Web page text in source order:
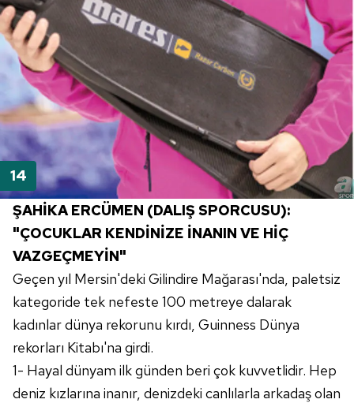
ŞAHİKA ERCÜMEN (DALIŞ SPORCUSU):
"ÇOCUKLAR KENDİNİZE İNANIN VE HİÇ
VAZGEÇMEYİN"
Geçen yıl Mersin'deki Gilindire Mağarası'nda, paletsiz
kategoride tek nefeste 100 metreye dalarak
kadınlar dünya rekorunu kırdı, Guinness Dünya
rekorları Kitabı'na girdi.
1- Hayal dünyam ilk günden beri çok kuvvetlidir. Hep
deniz kızlarına inanır, denizdeki canlılarla arkadaş olan